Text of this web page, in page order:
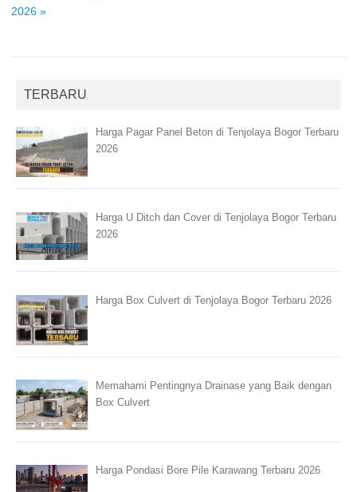
2026 »
TERBARU
Harga Pagar Panel Beton di Tenjolaya Bogor Terbaru
2026
Harga U Ditch dan Cover di Tenjolaya Bogor Terbaru
2026
Harga Box Culvert di Tenjolaya Bogor Terbaru 2026
Memahami Pentingnya Drainase yang Baik dengan
Box Culvert
Harga Pondasi Bore Pile Karawang Terbaru 2026